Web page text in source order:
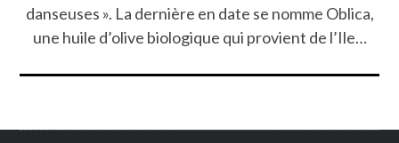
danseuses ». La dernière en date se nomme Oblica,
une huile d’olive biologique qui provient de l’Ile…